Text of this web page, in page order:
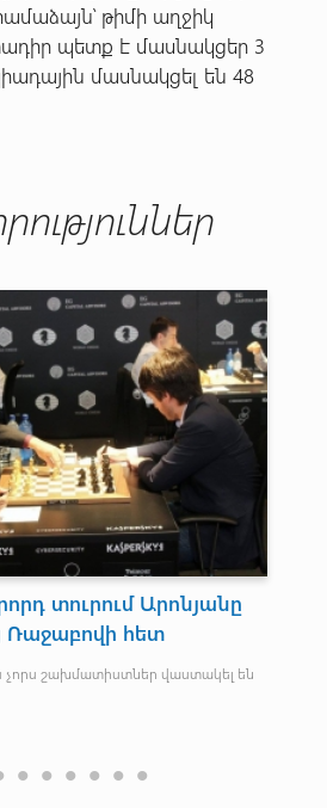
թիմի աղջիկ
պետք է մասնակցեր 3
մասնակցել են 48
տուրում Արոնյանը
Ռաջաբովի հետ
չորս շախմատիստներ վաստակել են